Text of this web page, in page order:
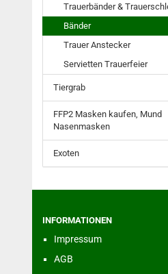
Trauerbänder &
Bänder
Trauer Anstecker
Servietten Trauerfeier
Tiergrab
FFP2 Masken kaufen, Mund
Nasenmasken
Exoten
INFORMATIONEN
Impressum
AGB